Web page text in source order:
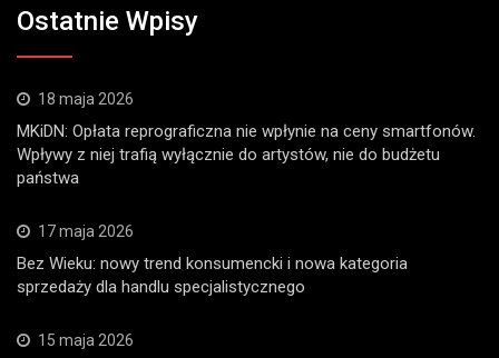
Ostatnie Wpisy
18 maja 2026
MKiDN: Opłata reprograficzna nie wpłynie na ceny smartfonów.
Wpływy z niej trafią wyłącznie do artystów, nie do budżetu
państwa
17 maja 2026
Bez Wieku: nowy trend konsumencki i nowa kategoria
sprzedaży dla handlu specjalistycznego
15 maja 2026